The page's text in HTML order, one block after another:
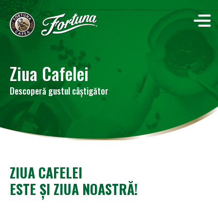
Despre noi
Retail
Produse
Rețete
Procesul nostru
Ziua Cafelei
Descoperă gustul câștigător
ZIUA CAFELEI
ESTE ȘI ZIUA NOASTRĂ!